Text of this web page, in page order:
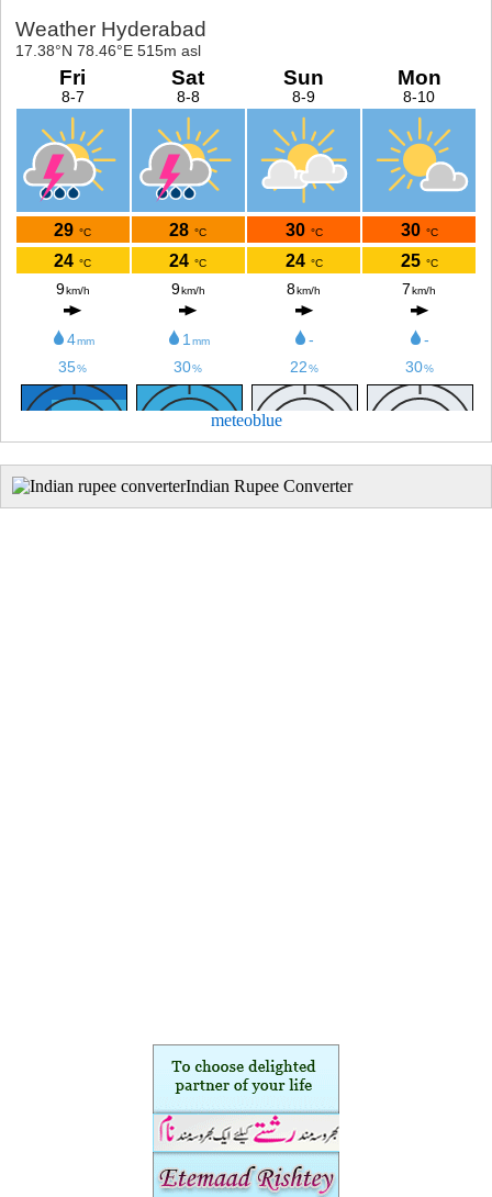
meteoblue
Indian Rupee Converter